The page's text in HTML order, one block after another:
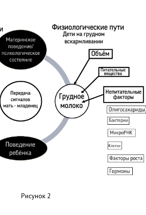
Рисунок 2